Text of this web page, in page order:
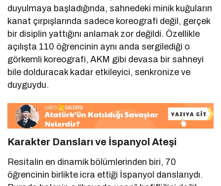
duyulmaya başladığında, sahnedeki minik kuğuların
kanat çırpışlarında sadece koreografi değil, gerçek
bir disiplin yattığını anlamak zor değildi. Özellikle
açılışta 110 öğrencinin aynı anda sergilediği o
görkemli koreografi, AKM gibi devasa bir sahneyi
bile dolduracak kadar etkileyici, senkronize ve
duyguydu.
Karakter Dansları ve İspanyol Ateşi
Resitalin en dinamik bölümlerinden biri, 70
öğrencinin birlikte icra ettiği İspanyol danslarıydı.